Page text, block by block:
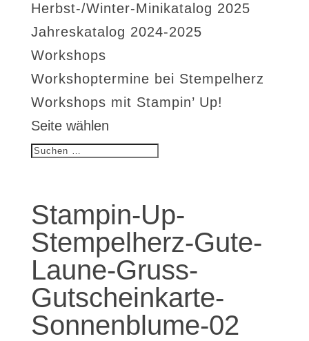
Herbst-/Winter-Minikatalog 2025
Jahreskatalog 2024-2025
Workshops
Workshoptermine bei Stempelherz
Workshops mit Stampin’ Up!
Seite wählen
Stampin-Up-
Stempelherz-Gute-
Laune-Gruss-
Gutscheinkarte-
Sonnenblume-02